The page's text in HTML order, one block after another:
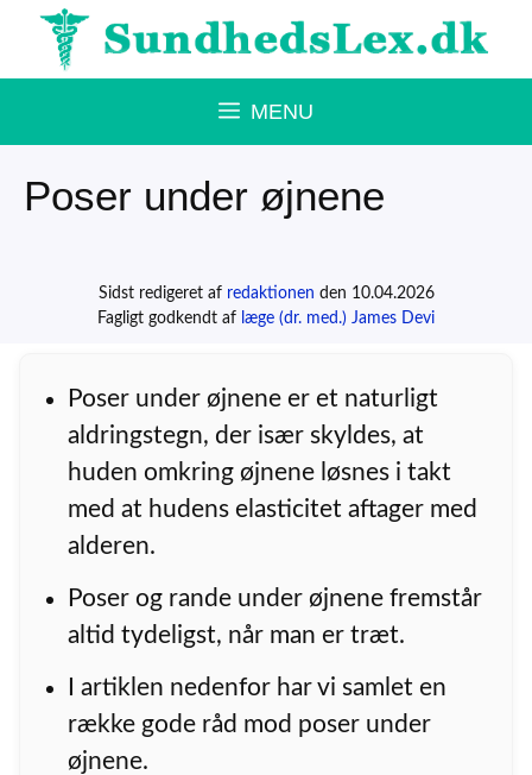
Hop
MENU
Poser under øjnene
Sidst redigeret af redaktionen den 10.04.2026
Fagligt godkendt af læge (dr. med.) James Devi
Poser under øjnene er et naturligt
aldringstegn, der især skyldes, at
huden omkring øjnene løsnes i takt
med at hudens elasticitet aftager med
alderen.
Poser og rande under øjnene fremstår
altid tydeligst, når man er træt.
I artiklen nedenfor har vi samlet en
række gode råd mod poser under
øjnene.